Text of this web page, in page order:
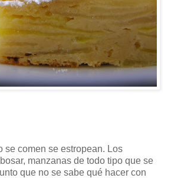
se comen se estropean. Los
manzanas de todo tipo que se
que no se sabe qué hacer con